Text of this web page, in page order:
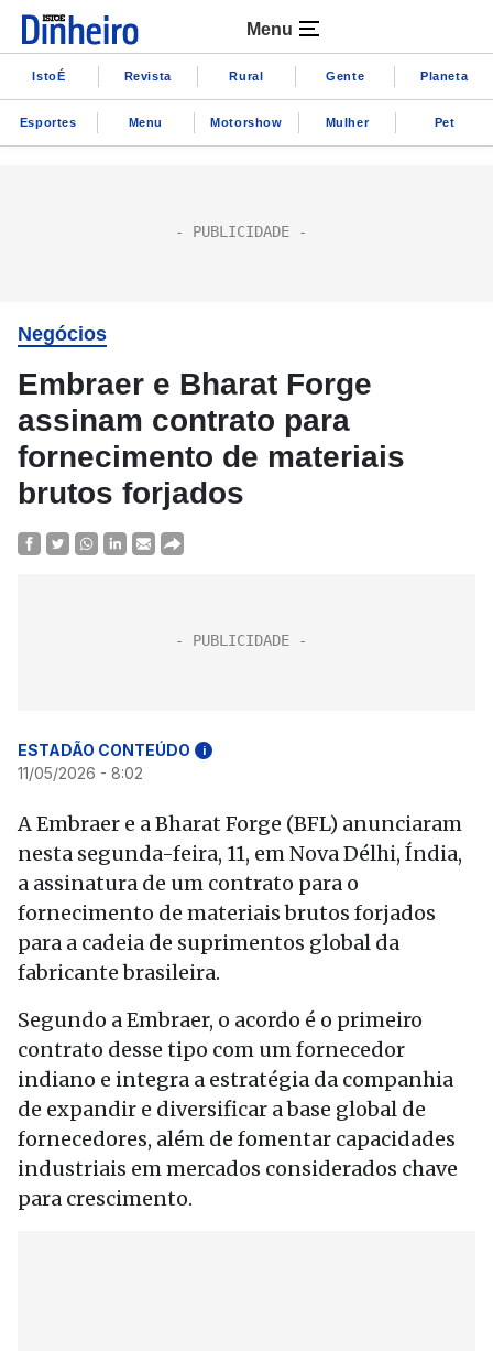
Menu
IstoÉ Revista Rural Gente Planeta
Esportes Menu Motorshow Mulher Pet
Negócios
Embraer e Bharat Forge
assinam contrato para
fornecimento de materiais
brutos forjados
ESTADÃO CONTEÚDO i
11/05/2026 - 8:02
A Embraer e a Bharat Forge (BFL) anunciaram
nesta segunda-feira, 11, em Nova Délhi, Índia,
a assinatura de um contrato para o
fornecimento de materiais brutos forjados
para a cadeia de suprimentos global da
fabricante brasileira.
Segundo a Embraer, o acordo é o primeiro
contrato desse tipo com um fornecedor
indiano e integra a estratégia da companhia
de expandir e diversificar a base global de
fornecedores, além de fomentar capacidades
industriais em mercados considerados chave
para crescimento.